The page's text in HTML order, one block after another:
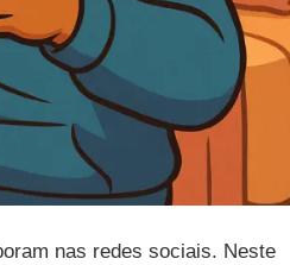
nas redes sociais. Neste